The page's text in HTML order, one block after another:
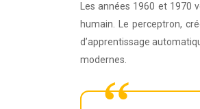
Les années 1960 et 1970
humain. Le perceptron,
d’apprentissage
modernes.